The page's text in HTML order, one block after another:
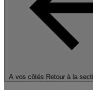
A vos côtés Retour à la